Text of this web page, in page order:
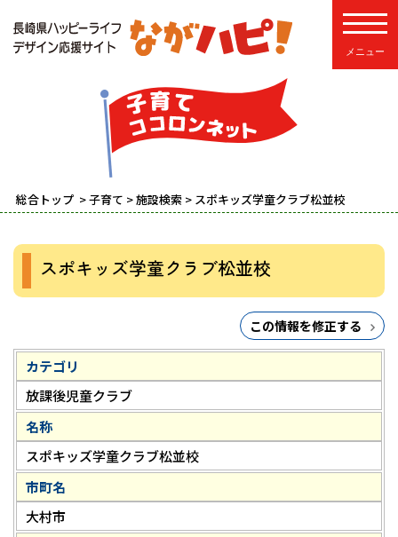
総合トップ >子育て >施設検索 > スポキッズ学童クラブ松並校
スポキッズ学童クラブ松並校
この情報を修正する
カテゴリ
放課後児童クラブ
名称
スポキッズ学童クラブ松並校
市町名
大村市